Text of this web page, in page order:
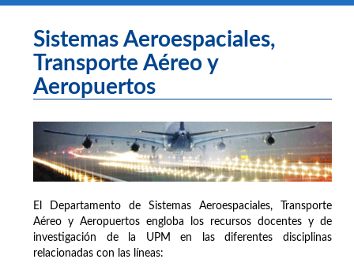
Sistemas Aeroespaciales,
Transporte Aéreo y
Aeropuertos
El Departamento de Sistemas Aeroespaciales, Transporte
Aéreo y Aeropuertos engloba los recursos docentes y de
investigación de la UPM en las diferentes disciplinas
relacionadas con las líneas: